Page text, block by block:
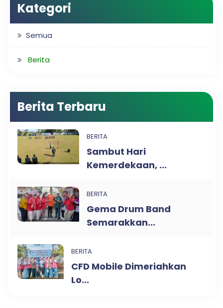
Kategori
Semua
Berita
Berita Terbaru
BERITA
Sambut Hari
Kemerdekaan, ...
BERITA
Gema Drum Band
Semarakkan...
BERITA
CFD Mobile Dimeriahkan
Lo...